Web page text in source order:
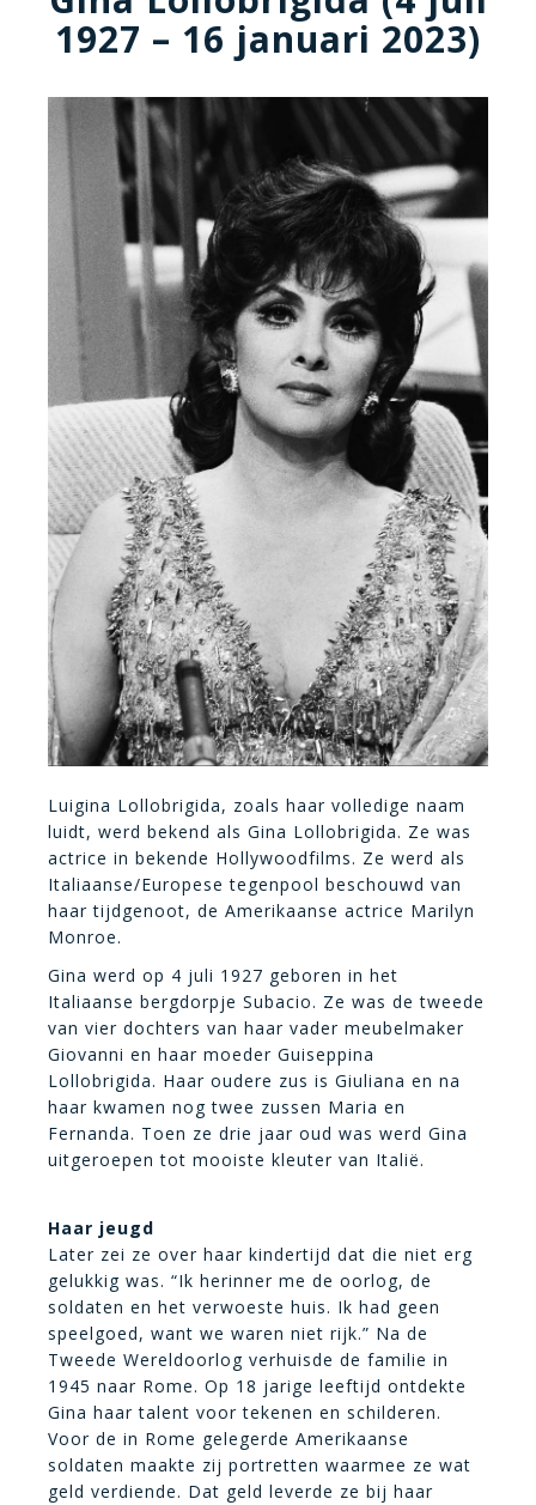
1927 – 16 januari 2023)
Luigina Lollobrigida, zoals haar volledige naam
luidt, werd bekend als Gina Lollobrigida. Ze was
actrice in bekende Hollywoodfilms. Ze werd als
Italiaanse/Europese tegenpool beschouwd van
haar tijdgenoot, de Amerikaanse actrice Marilyn
Monroe.
Gina werd op 4 juli 1927 geboren in het
Italiaanse bergdorpje Subacio. Ze was de tweede
van vier dochters van haar vader meubelmaker
Giovanni en haar moeder Guiseppina
Lollobrigida. Haar oudere zus is Giuliana en na
haar kwamen nog twee zussen Maria en
Fernanda. Toen ze drie jaar oud was werd Gina
uitgeroepen tot mooiste kleuter van Italië.
Haar jeugd
Later zei ze over haar kindertijd dat die niet erg
gelukkig was. “Ik herinner me de oorlog, de
soldaten en het verwoeste huis. Ik had geen
speelgoed, want we waren niet rijk.” Na de
Tweede Wereldoorlog verhuisde de familie in
1945 naar Rome. Op 18 jarige leeftijd ontdekte
Gina haar talent voor tekenen en schilderen.
Voor de in Rome gelegerde Amerikaanse
soldaten maakte zij portretten waarmee ze wat
geld verdiende. Dat geld leverde ze bij haar